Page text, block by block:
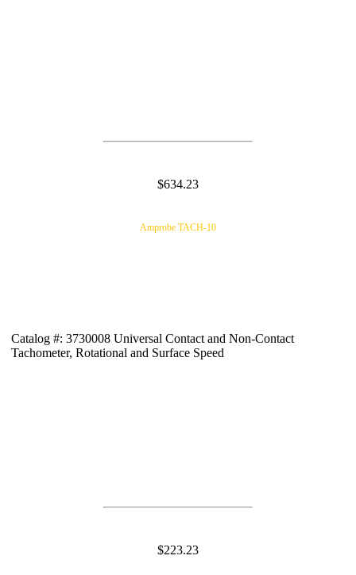
$634.23
Amprobe TACH-10
Catalog #: 3730008 Universal Contact and Non-Contact
Tachometer, Rotational and Surface Speed
$223.23